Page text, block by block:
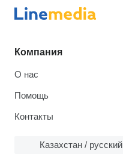
Компания
О нас
Помощь
Контакты
Казахстан / русский